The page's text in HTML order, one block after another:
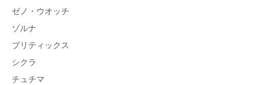
ゼノ・ウオッチ
ゾルナ
ブリティックス
シクラ
チュチマ